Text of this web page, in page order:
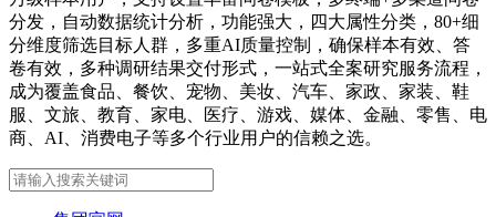
分发，自动数据统计分析，功能强大，四大属性分类，80+细
分维度筛选目标人群，多重AI质量控制，确保样本有效、答
卷有效，多种调研结果交付形式，一站式全案研究服务流程，
成为覆盖食品、餐饮、宠物、美妆、汽车、家政、家装、鞋
服、文旅、教育、家电、医疗、游戏、媒体、金融、零售、电
商、AI、消费电子等多个行业用户的信赖之选。